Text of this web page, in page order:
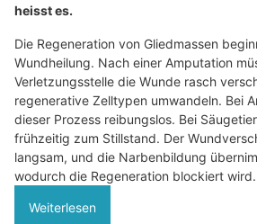
heisst es.
Die Regeneration von Gliedmassen
Wundheilung. Nach einer Amputation
Verletzungsstelle die Wunde rasch
regenerative Zelltypen umwandeln. Bei
dieser Prozess reibungslos. Bei
frühzeitig zum Stillstand. Der
langsam, und die Narbenbildung
wodurch die Regeneration blockiert wird.
Weiterlesen